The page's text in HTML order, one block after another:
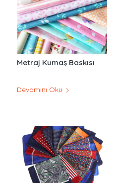
Metraj Kumaş Baskısı
Devamını Oku